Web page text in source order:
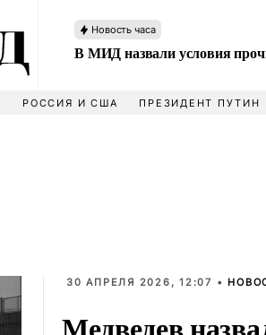
Новость часа
В МИД назвали условия
РОССИЯ И США ПРЕЗИДЕНТ ПУТИН
30 АПРЕЛЯ 2026, 12:07 •